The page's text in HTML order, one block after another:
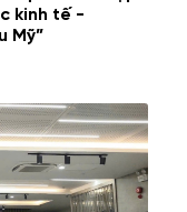
kinh tế -
Mỹ”